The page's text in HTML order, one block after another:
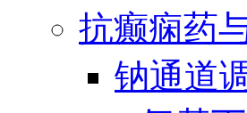
抗癫痫药
钠通道